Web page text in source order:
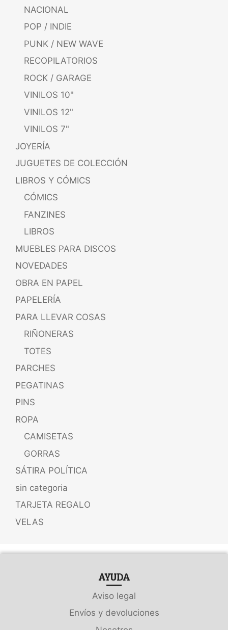
NACIONAL
POP / INDIE
PUNK / NEW WAVE
RECOPILATORIOS
ROCK / GARAGE
VINILOS 10"
VINILOS 12"
VINILOS 7"
JOYERÍA
JUGUETES DE COLECCIÓN
LIBROS Y CÓMICS
CÓMICS
FANZINES
LIBROS
MUEBLES PARA DISCOS
NOVEDADES
OBRA EN PAPEL
PAPELERÍA
PARA LLEVAR COSAS
RIÑONERAS
TOTES
PARCHES
PEGATINAS
PINS
ROPA
CAMISETAS
GORRAS
SÁTIRA POLÍTICA
sin categoria
TARJETA REGALO
VELAS
AYUDA
Aviso legal
Envíos y devoluciones